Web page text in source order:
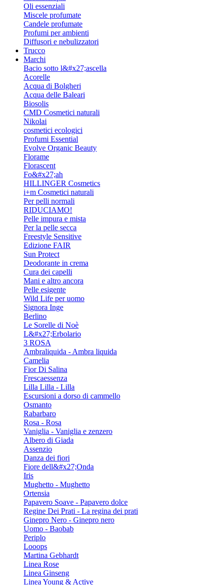
Oli essenziali
Miscele profumate
Candele profumate
Profumi per ambienti
Diffusori e nebulizzatori
Trucco
Marchi
Bacio sotto l&#x27;ascella
Acorelle
Acqua di Bolgheri
Acqua delle Baleari
Biosolis
CMD Cosmetici naturali
Nikolai
cosmetici ecologici
Profumi Essential
Evolve Organic Beauty
Florame
Florascent
Fo&#x27;ah
HILLINGER Cosmetics
i+m Cosmetici naturali
Per pelli normali
RIDUCIAMO!
Pelle impura e mista
Per la pelle secca
Freestyle Sensitive
Edizione FAIR
Sun Protect
Deodorante in crema
Cura dei capelli
Mani e altro ancora
Pelle esigente
Wild Life per uomo
Signora Inge
Berlino
Le Sorelle di Noè
L&#x27;Erbolario
3 ROSA
Ambraliquida - Ambra liquida
Camelia
Fior Di Salina
Frescaessenza
Lilla Lilla - Lilla
Escursioni a dorso di cammello
Osmanto
Rabarbaro
Rosa - Rosa
Vaniglia - Vaniglia e zenzero
Albero di Giada
Assenzio
Danza dei fiori
Fiore dell&#x27;Onda
Iris
Mughetto - Mughetto
Ortensia
Papavero Soave - Papavero dolce
Regine Dei Prati - La regina dei prati
Ginepro Nero - Ginepro nero
Uomo - Baobab
Periplo
Looops
Martina Gebhardt
Linea Rose
Linea Ginseng
Linea Young & Active